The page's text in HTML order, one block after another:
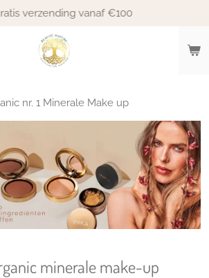
verzending vanaf €100
nr. 1 Minerale Make up
minerale make-up